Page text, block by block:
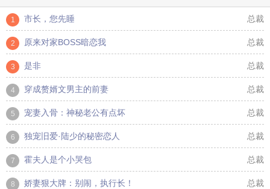
1 市长，您先睡 总裁
2 原来对家BOSS暗恋我 总裁
3 是非 总裁
4 穿成赘婿文男主的前妻 总裁
5 宠妻入骨：神秘老公有点坏 总裁
6 独宠旧爱·陆少的秘密恋人 总裁
7 霍夫人是个小哭包 总裁
8 娇妻狠大牌：别闹，执行长！ 总裁